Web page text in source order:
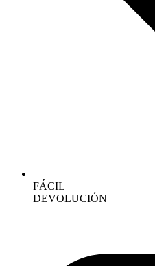
FÁCIL
DEVOLUCIÓN